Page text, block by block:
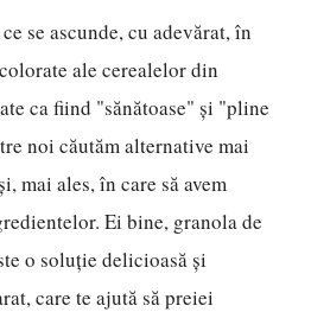
se ascunde, cu adevărat, în
ale cerealelor din
ca fiind "sănătoase" și "pline
noi căutăm alternative mai
mai ales, în care să avem
Ei bine, granola de
o soluție delicioasă și
care te ajută să preiei